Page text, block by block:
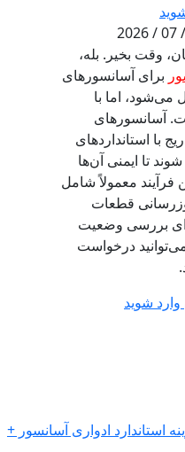
وقت بخیر. بله،
برای آسانسورهای
می‌شود، اما با
آسانسورهای
با استانداردهای
تا ایمنی آن‌ها
فرآیند معمولاً شامل
قطعات
بررسی وضعیت
درخواست
شوید